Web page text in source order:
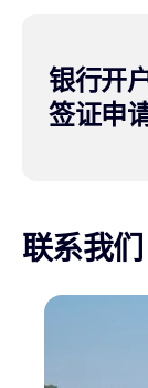
银行开
签证申
联系我们